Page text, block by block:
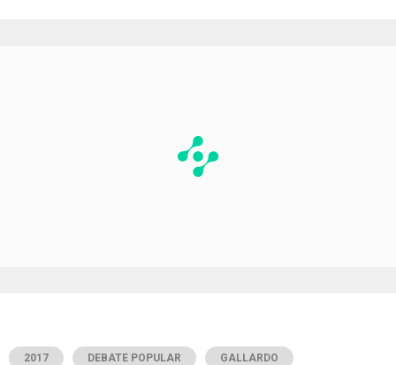
2017 DEBATE POPULAR GALLARDO